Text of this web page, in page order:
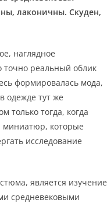
лаконичны. Скуден,
наглядное
точно реальный облик
формировалась мода,
одежде тут же
только тогда, когда
миниатюр, которые
исследование
является изучение
средневековыми